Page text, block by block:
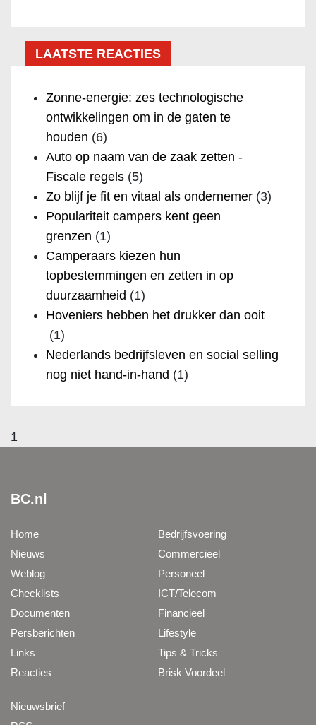
LAATSTE REACTIES
Zonne-energie: zes technologische
ontwikkelingen om in de gaten te
houden (6)
Auto op naam van de zaak zetten -
Fiscale regels (5)
Zo blijf je fit en vitaal als ondernemer (3)
Populariteit campers kent geen
grenzen (1)
Camperaars kiezen hun
topbestemmingen en zetten in op
duurzaamheid (1)
Hoveniers hebben het drukker dan ooit
(1)
Nederlands bedrijfsleven en social selling
nog niet hand-in-hand (1)
1
BC.nl
Home
Nieuws
Weblog
Checklists
Documenten
Persberichten
Links
Reacties
Bedrijfsvoering
Commercieel
Personeel
ICT/Telecom
Financieel
Lifestyle
Tips & Tricks
Brisk Voordeel
Nieuwsbrief